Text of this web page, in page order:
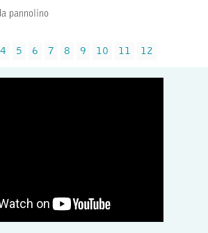
pannolino
4 5 6 7 8 9 10 11 12